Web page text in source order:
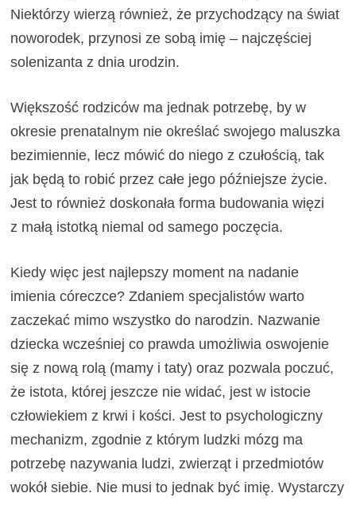
Niektórzy wierzą również, że przychodzący na świat
noworodek, przynosi ze sobą imię – najczęściej
solenizanta z dnia urodzin.
Większość rodziców ma jednak potrzebę, by w
okresie prenatalnym nie określać swojego maluszka
bezimiennie, lecz mówić do niego z czułością, tak
jak będą to robić przez całe jego późniejsze życie.
Jest to również doskonała forma budowania więzi
z małą istotką niemal od samego poczęcia.
Kiedy więc jest najlepszy moment na nadanie
imienia córeczce? Zdaniem specjalistów warto
zaczekać mimo wszystko do narodzin. Nazwanie
dziecka wcześniej co prawda umożliwia oswojenie
się z nową rolą (mamy i taty) oraz pozwala poczuć,
że istota, której jeszcze nie widać, jest w istocie
człowiekiem z krwi i kości. Jest to psychologiczny
mechanizm, zgodnie z którym ludzki mózg ma
potrzebę nazywania ludzi, zwierząt i przedmiotów
wokół siebie. Nie musi to jednak być imię. Wystarczy